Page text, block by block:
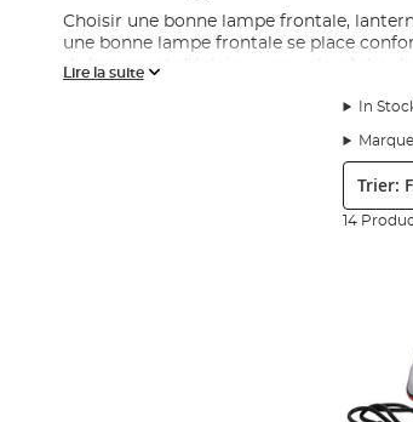
Choisir une bonne lampe frontale,
une bonne lampe frontale se place
de lampes et d'éclairage pour la pêche
que vous devez encore poser desappâts.
L'éclairage est bien loin de la lumière
personnalisées pour les rendre plus
Nos lampes ont été fabriquées par des
LED Lenser, en termes de qualité, de
lampes de tous types à différents prix,
est la clé d'une préparation de premier
Lire la suite
In
Trier:
14